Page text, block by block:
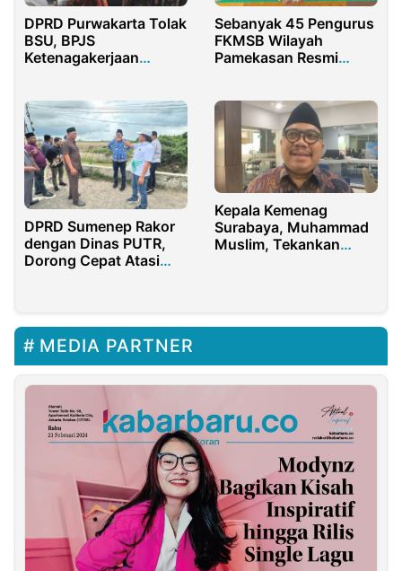
DPRD Purwakarta Tolak
BSU, BPJS
Ketenagakerjaan
Sebanyak 45 Pengurus
FKMSB Wilayah
Pamekasan Resmi
DPRD Sumenep Rakor
dengan Dinas PUTR,
Dorong Cepat Atasi
Kepala Kemenag
Surabaya, Muhammad
Muslim, Tekankan
MEDIA PARTNER